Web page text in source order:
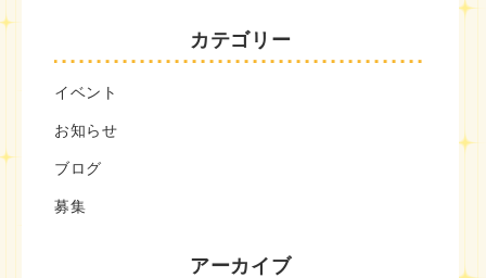
カテゴリー
イベント
お知らせ
ブログ
募集
アーカイブ